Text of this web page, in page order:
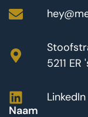
5211
LinkedIn
Naam